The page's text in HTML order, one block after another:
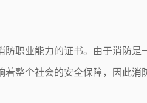
职业能力的证书。由于消防是
整个社会的安全保障，因此消